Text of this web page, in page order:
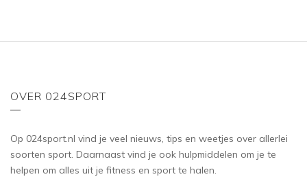
OVER 024SPORT
Op 024sport.nl vind je veel nieuws, tips en weetjes over allerlei
soorten sport. Daarnaast vind je ook hulpmiddelen om je te
helpen om alles uit je fitness en sport te halen.